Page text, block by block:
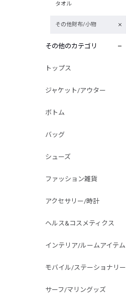
タオル
その他財布/小物
その他のカテゴリ
トップス
ジャケット/アウター
ボトム
バッグ
シューズ
ファッション雑貨
アクセサリー/時計
ヘルス&コスメティクス
インテリア/ルームアイテム
モバイル/ステーショナリー
サーフ/マリングッズ
THE DUFFER OF ST.GEORGE
プリントTシャツ